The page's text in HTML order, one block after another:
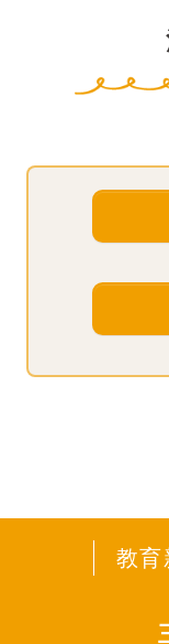
教育